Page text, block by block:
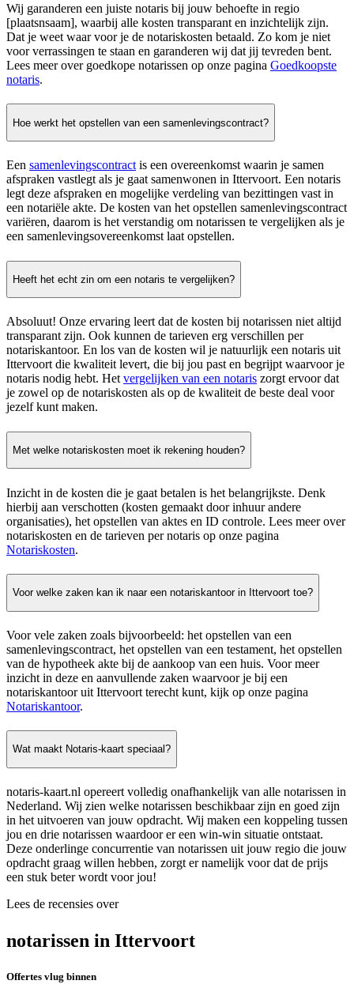
Wij garanderen een juiste notaris bij jouw behoefte in regio
[plaatsnsaam], waarbij alle kosten transparant en inzichtelijk zijn.
Dat je weet waar voor je de notariskosten betaald. Zo kom je niet
voor verrassingen te staan en garanderen wij dat jij tevreden bent.
Lees meer over goedkope notarissen op onze pagina Goedkoopste
notaris.
Hoe werkt het opstellen van een samenlevingscontract?
Een samenlevingscontract is een overeenkomst waarin je samen
afspraken vastlegt als je gaat samenwonen in Ittervoort. Een notaris
legt deze afspraken en mogelijke verdeling van bezittingen vast in
een notariële akte. De kosten van het opstellen samenlevingscontract
variëren, daarom is het verstandig om notarissen te vergelijken als je
een samenlevingsovereenkomst laat opstellen.
Heeft het echt zin om een notaris te vergelijken?
Absoluut! Onze ervaring leert dat de kosten bij notarissen niet altijd
transparant zijn. Ook kunnen de tarieven erg verschillen per
notariskantoor. En los van de kosten wil je natuurlijk een notaris uit
Ittervoort die kwaliteit levert, die bij jou past en begrijpt waarvoor je
notaris nodig hebt. Hetvergelijken van een notaris zorgt ervoor dat
je zowel op de notariskosten als op de kwaliteit de beste deal voor
jezelf kunt maken.
Met welke notariskosten moet ik rekening houden?
Inzicht in de kosten die je gaat betalen is het belangrijkste. Denk
hierbij aan verschotten (kosten gemaakt door inhuur andere
organisaties), het opstellen van aktes en ID controle. Lees meer over
notariskosten en de tarieven per notaris op onze pagina
Notariskosten.
Voor welke zaken kan ik naar een notariskantoor in Ittervoort toe?
Voor vele zaken zoals bijvoorbeeld: het opstellen van een
samenlevingscontract, het opstellen van een testament, het opstellen
van de hypotheek akte bij de aankoop van een huis. Voor meer
inzicht in deze en aanvullende zaken waarvoor je bij een
notariskantoor uit Ittervoort terecht kunt, kijk op onze pagina
Notariskantoor.
Wat maakt Notaris-kaart speciaal?
notaris-kaart.nl opereert volledig onafhankelijk van alle notarissen in
Nederland. Wij zien welke notarissen beschikbaar zijn en goed zijn
in het uitvoeren van jouw opdracht. Wij maken een koppeling tussen
jou en drie notarissen waardoor er een win-win situatie ontstaat.
Deze onderlinge concurrentie van notarissen uit jouw regio die jouw
opdracht graag willen hebben, zorgt er namelijk voor dat de prijs
een stuk beter wordt voor jou!
Lees de recensies over
notarissen in Ittervoort
Offertes vlug binnen